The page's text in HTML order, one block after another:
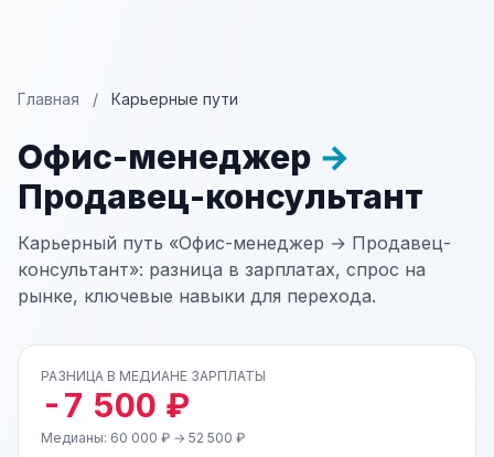
Главная / Карьерные пути
Офис-менеджер →
Продавец-консультант
Карьерный путь «Офис-менеджер → Продавец-
консультант»: разница в зарплатах, спрос на
рынке, ключевые навыки для перехода.
РАЗНИЦА В МЕДИАНЕ ЗАРПЛАТЫ
-7 500 ₽
Медианы: 60 000 ₽ → 52 500 ₽